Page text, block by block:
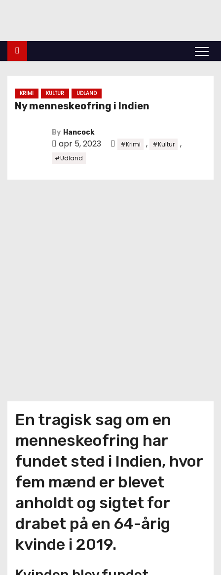
KRIMI KULTUR UDLAND
Ny menneskeofring i Indien
By Hancock
apr 5, 2023 #Krimi , #Kultur ,
#Udland
En tragisk sag om en
menneskeofring har
fundet sted i Indien, hvor
fem mænd er blevet
anholdt og sigtet for
drabet på en 64-årig
kvinde i 2019.